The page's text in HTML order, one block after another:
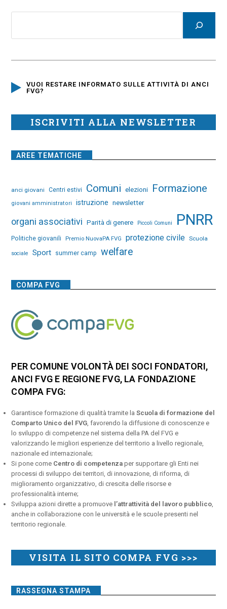
VUOI RESTARE INFORMATO SULLE ATTIVITÀ DI ANCI
FVG?
ISCRIVITI ALLA NEWSLETTER
AREE TEMATICHE
anci giovani Centri estivi Comuni elezioni Formazione
giovani amministratori istruzione newsletter
organi associativi Parità di genere Piccoli Comuni PNRR
Politiche giovanili Premio NuovaPA FVG protezione civile Scuola
sociale Sport summer camp welfare
COMPA FVG
PER COMUNE VOLONTÀ DEI SOCI FONDATORI,
ANCI FVG E REGIONE FVG, LA FONDAZIONE
COMPA FVG:
Garantisce formazione di qualità tramite laScuola di formazione del
Comparto Unico del FVG , favorendo la diffusione di conoscenze e
lo sviluppo di competenze nel sistema della PA del FVG e
valorizzando le migliori esperienze del territorio a livello regionale,
nazionale ed internazionale;
Si pone come Centro di competenza per supportare gli Enti nei
processi di sviluppo dei territori, di innovazione, di riforma, di
miglioramento organizzativo, di crescita delle risorse e
professionalità interne;
Sviluppa azioni dirette a promuove l’attrattività del lavoro pubblico
anche in collaborazione con le università e le scuole presenti nel
territorio regionale.
VISITA IL SITO COMPA FVG >>>
RASSEGNA STAMPA